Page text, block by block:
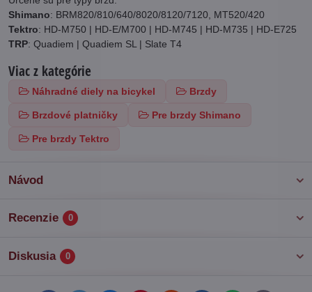
Shimano: BRM820/810/640/8020/8120/7120, MT520/420
Tektro: HD-M750 | HD-E/M700 | HD-M745 | HD-M735 | HD-E725
TRP: Quadiem | Quadiem SL | Slate T4
Viac z kategórie
Náhradné diely na bicykel Brzdy
Brzdové platničky Pre brzdy Shimano
Pre brzdy Tektro
Návod
Recenzie 0
Diskusia 0